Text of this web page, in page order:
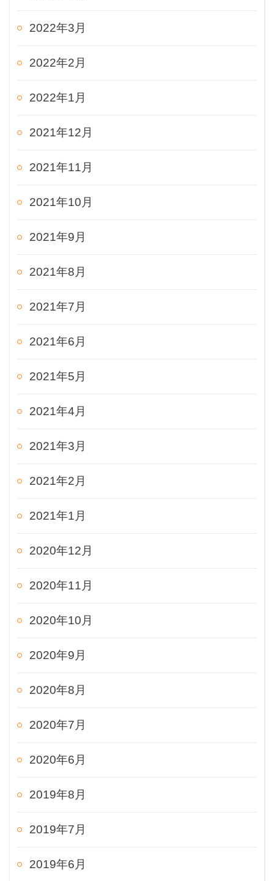
2022年3月
2022年2月
2022年1月
2021年12月
2021年11月
2021年10月
2021年9月
2021年8月
2021年7月
2021年6月
2021年5月
2021年4月
2021年3月
2021年2月
2021年1月
2020年12月
2020年11月
2020年10月
2020年9月
2020年8月
2020年7月
2020年6月
2019年8月
2019年7月
2019年6月